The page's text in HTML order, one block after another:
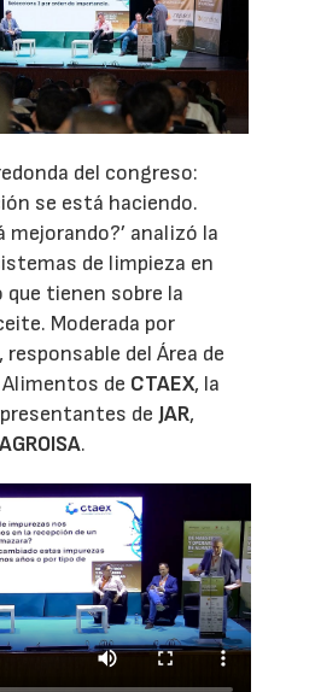
del congreso:
se está haciendo.
mejorando?’ analizó la
de limpieza en
tienen sobre la
Moderada por
del Área de
de CTAEX, la
deJAR,
AGROISA.